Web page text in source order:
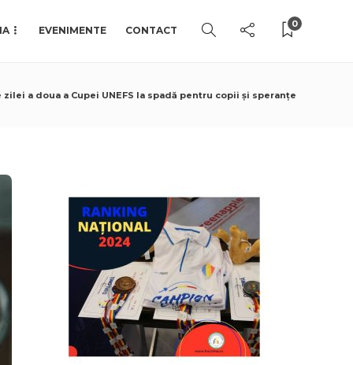
EVENIMENTE CONTACT
0
a doua a Cupei UNEFS la spadă pentru copii și speranțe